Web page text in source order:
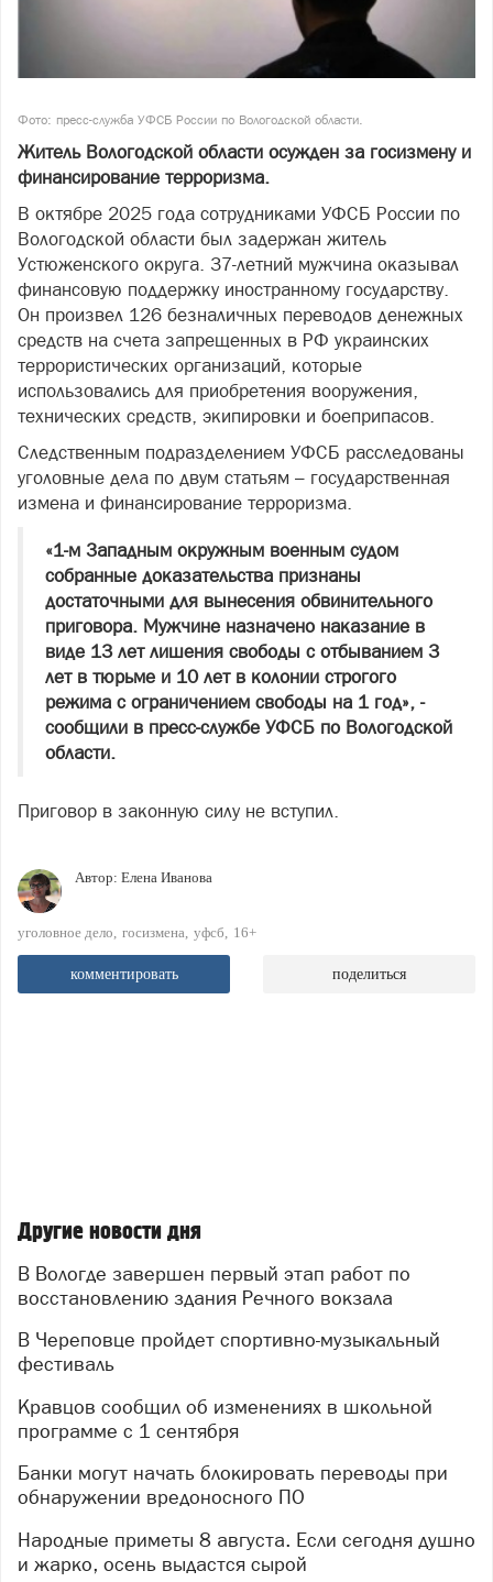
Фото: пресс-служба УФСБ России по Вологодской области.
Житель Вологодской области осужден за госизмену и
финансирование терроризма.
В октябре 2025 года сотрудниками УФСБ России по
Вологодской области был задержан житель
Устюженского округа. 37-летний мужчина оказывал
финансовую поддержку иностранному государству.
Он произвел 126 безналичных переводов денежных
средств на счета запрещенных в РФ украинских
террористических организаций, которые
использовались для приобретения вооружения,
технических средств, экипировки и боеприпасов.
Следственным подразделением УФСБ расследованы
уголовные дела по двум статьям – государственная
измена и финансирование терроризма.
«1-м Западным окружным военным судом
собранные доказательства признаны
достаточными для вынесения обвинительного
приговора. Мужчине назначено наказание в
виде 13 лет лишения свободы с отбыванием 3
лет в тюрьме и 10 лет в колонии строгого
режима с ограничением свободы на 1 год», -
сообщили в пресс-службе УФСБ по Вологодской
области.
Приговор в законную силу не вступил.
Автор: Елена Иванова
уголовное дело госизмена уфсб 16+
комментировать поделиться
Другие новости дня
В Вологде завершен первый этап работ по
восстановлению здания Речного вокзала
В Череповце пройдет спортивно-музыкальный
фестиваль
Кравцов сообщил об изменениях в школьной
программе с 1 сентября
Банки могут начать блокировать переводы при
обнаружении вредоносного ПО
Народные приметы 8 августа. Если сегодня душно
и жарко, осень выдастся сырой